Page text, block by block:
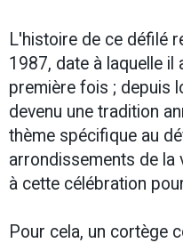
L'histoire de ce défilé
1987, date à laquelle il
première fois ; depuis
devenu une tradition
thème spécifique au
arrondissements de
à cette célébration
Pour cela, un cortège